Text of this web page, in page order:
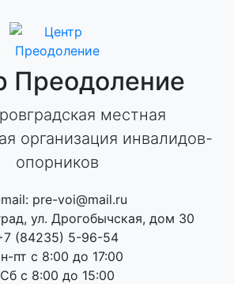
Преодоление
местная
организация инвалидов-
опорников
pre-voi@mail.ru
ул. Дрогобычская, дом 30
(84235) 5-96-54
пт с 8:00 до 17:00
Сб с 8:00 до 15:00